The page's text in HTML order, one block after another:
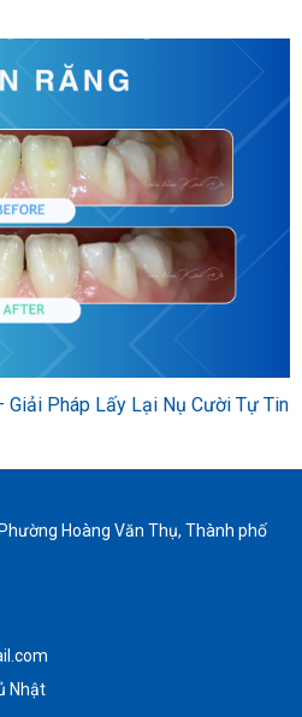
Giải Pháp Lấy Lại Nụ Cười Tự Tin
Hoàng Văn Thụ, Thành phố
Nhật